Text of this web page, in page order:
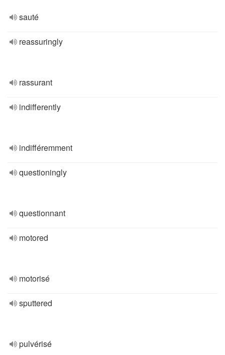
sauté
reassuringly
rassurant
indifferently
indifféremment
questioningly
questionnant
motored
motorisé
sputtered
pulvérisé